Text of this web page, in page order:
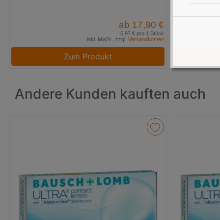
ab 17,90 €
5,97 € pro 1 Stück
inkl. MwSt., zzgl. Versandkosten
Zum Produkt
Andere Kunden kauften auch